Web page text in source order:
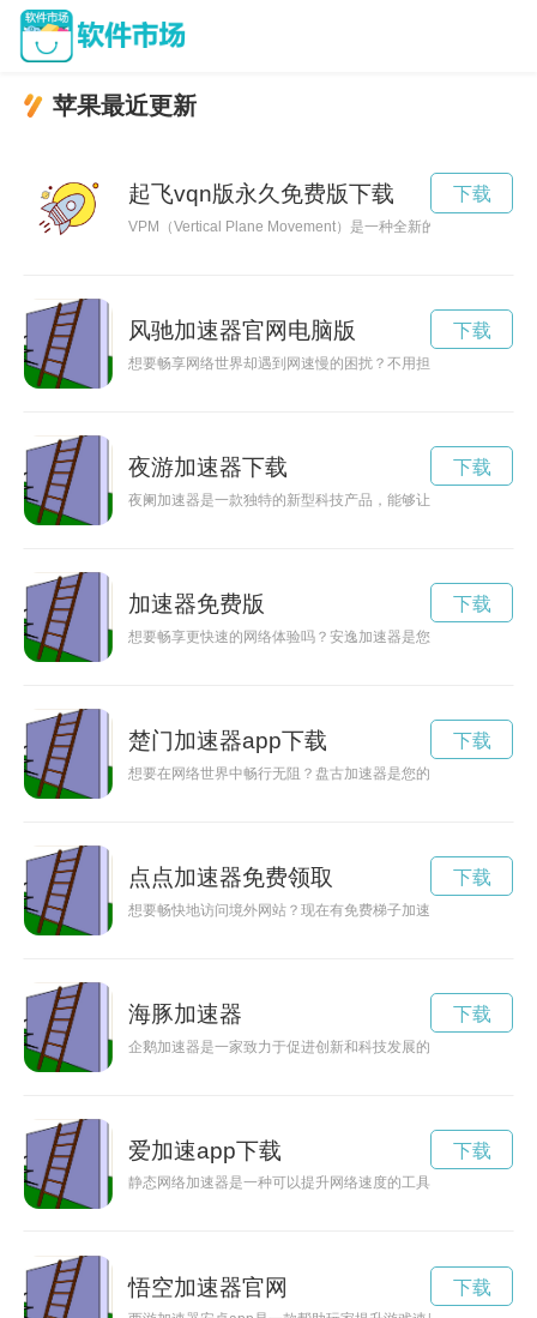
苹果最近更新
起飞vqn版永久免费版下载
VPM（Vertical Plane Movement）是一种全新的垂直平面运动
下载
风驰加速器官网电脑版
想要畅享网络世界却遇到网速慢的困扰？不用担心，飞驰加速
下载
夜游加速器下载
夜阑加速器是一款独特的新型科技产品，能够让夜晚的活动更
下载
加速器免费版
想要畅享更快速的网络体验吗？安逸加速器是您的最佳选择！
下载
楚门加速器app下载
想要在网络世界中畅行无阻？盘古加速器是您的不二选择！快
下载
点点加速器免费领取
想要畅快地访问境外网站？现在有免费梯子加速器app可以提供
下载
海豚加速器
企鹅加速器是一家致力于促进创新和科技发展的机构，致力于
下载
爱加速app下载
静态网络加速器是一种可以提升网络速度的工具，通过优化网
下载
悟空加速器官网 下载